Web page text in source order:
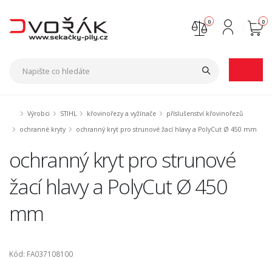
0
0
Výrobci STIHL křovinořezy a vyžínače
příslušenství křovinořezů
ochranné kryty
ochranný kryt pro strunové žací hlavy a PolyCut Ø 450 mm
ochranný kryt pro strunové
žací hlavy a PolyCut Ø 450
mm
Kód: FA037108100